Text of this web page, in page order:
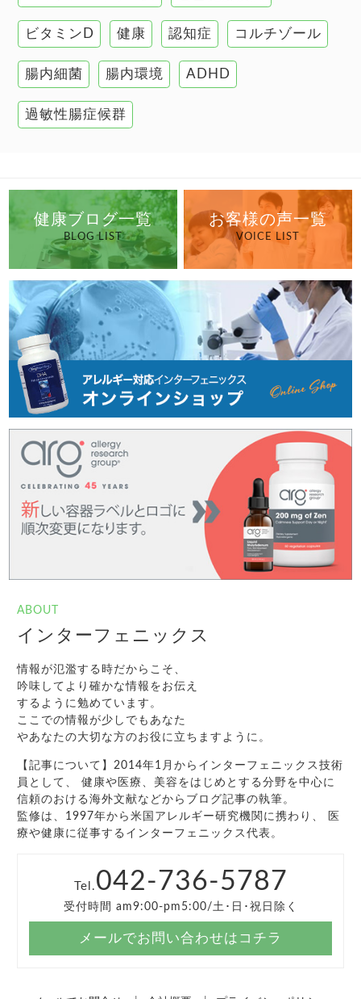
自己免疫疾患
高血圧
ビタミンD 健康 認知症 コルチゾール
腸内細菌 腸内環境 ADHD
過敏性腸症候群
健康ブログ一覧
BLOG LIST
お客様の声一覧
VOICE LIST
ABOUT
インターフェニックス
情報が氾濫する時だからこそ、
吟味してより確かな情報をお伝え
するように勉めています。
ここでの情報が少しでもあなた
やあなたの大切な方のお役に立ちますように。
【記事について】2014年1月からインターフェニックス技術
員として、 健康や医療、美容をはじめとする分野を中心に
信頼のおける海外文献などからブログ記事の執筆。
監修は、1997年から米国アレルギー研究機関に携わり、 医
療や健康に従事するインターフェニックス代表。
Tel. 042-736-5787
受付時間 am9:00-pm5:00/土･日･祝日除く
メールでお問い合わせはコチラ